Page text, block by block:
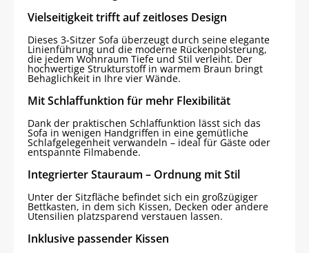
Vielseitigkeit trifft auf zeitloses Design
Dieses 3-Sitzer Sofa überzeugt durch seine elegante
Linienführung und die moderne Rückenpolsterung,
die jedem Wohnraum Tiefe und Stil verleiht. Der
hochwertige Strukturstoff in warmem Braun bringt
Behaglichkeit in Ihre vier Wände.
Mit Schlaffunktion für mehr Flexibilität
Dank der praktischen Schlaffunktion lässt sich das
Sofa in wenigen Handgriffen in eine gemütliche
Schlafgelegenheit verwandeln – ideal für Gäste oder
entspannte Filmabende.
Integrierter Stauraum – Ordnung mit Stil
Unter der Sitzfläche befindet sich ein großzügiger
Bettkasten, in dem sich Kissen, Decken oder andere
Utensilien platzsparend verstauen lassen.
Inklusive passender Kissen